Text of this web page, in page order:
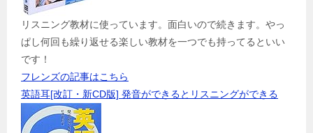
リスニング教材に使っています。面白いので続きます。やっ
ぱし何回も繰り返せる楽しい教材を一つでも持ってるといい
です！
フレンズの記事はこちら
英語耳[改訂・新CD版] 発音ができるとリスニングができる